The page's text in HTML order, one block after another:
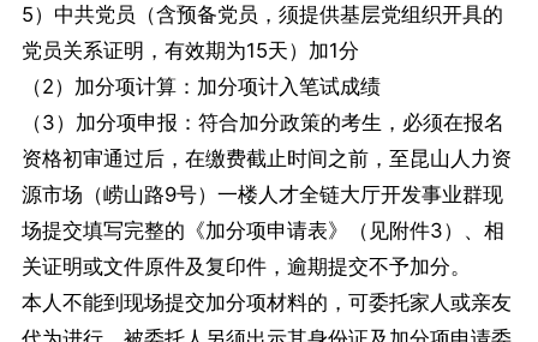
5）中共党员（含预备党员，须提供基层党组织开具的
党员关系证明，有效期为15天）加1分
（2）加分项计算：加分项计入笔试成绩
（3）加分项申报：符合加分政策的考生，必须在报名
资格初审通过后，在缴费截止时间之前，至昆山人力资
源市场（崂山路9号）一楼人才全链大厅开发事业群现
场提交填写完整的《加分项申请表》（见附件3）、相
关证明或文件原件及复印件，逾期提交不予加分。
本人不能到现场提交加分项材料的，可委托家人或亲友